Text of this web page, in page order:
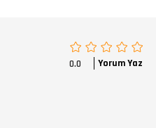
0.0 Yorum Yaz